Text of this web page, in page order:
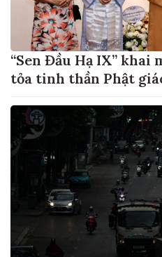
“Sen Đầu Hạ IX” khai
tỏa tinh thần Phật